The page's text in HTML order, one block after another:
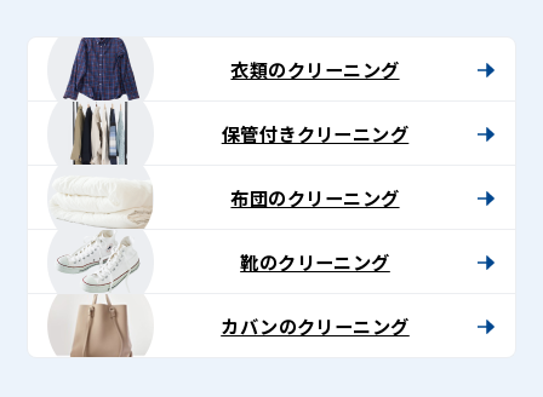
衣類のクリーニング
保管付きクリーニング
布団のクリーニング
靴のクリーニング
カバンのクリーニング